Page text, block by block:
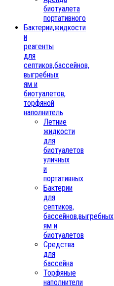
биотуалета
портативного
Бактерии,жидкости
и
реагенты
для
септиков,бассейнов,
выгребных
ям и
биотуалетов,
торфяной
наполнитель
Летние
жидкости
для
биотуалетов
уличных
и
портативных
Бактерии
для
септиков,
бассейнов,выгребных
ям и
биотуалетов
Средства
для
бассейна
Торфяные
наполнители